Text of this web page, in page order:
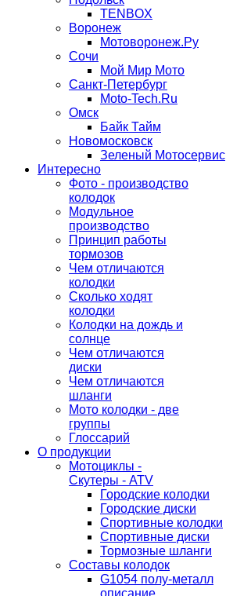
TENBOX
Воронеж
Мотоворонеж.Ру
Сочи
Мой Мир Мото
Санкт-Петербург
Moto-Tech.Ru
Омск
Байк Тайм
Новомосковск
Зеленый Мотосервис
Интересно
Фото - производство
колодок
Модульное
производство
Принцип работы
тормозов
Чем отличаются
колодки
Сколько ходят
колодки
Колодки на дождь и
солнце
Чем отличаются
диски
Чем отличаются
шланги
Мото колодки - две
группы
Глоссарий
О продукции
Мотоциклы -
Скутеры - ATV
Городские колодки
Городские диски
Спортивные колодки
Спортивные диски
Тормозные шланги
Составы колодок
G1054 полу-металл
описание